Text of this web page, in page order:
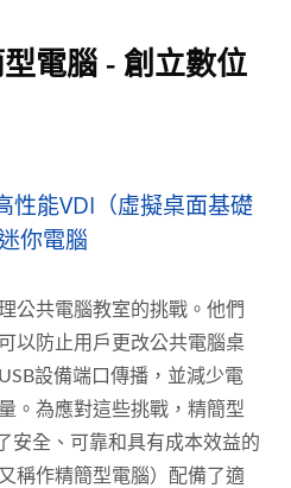
電腦 - 創立數位
性能VDI（虛擬桌面基礎
你電腦
公共電腦教室的挑戰。他們
以防止用戶更改公共電腦桌
設備端口傳播，並減少電
。為應對這些挑戰，精簡型
安全、可靠和具有成本效益的
稱作精簡型電腦）配備了適